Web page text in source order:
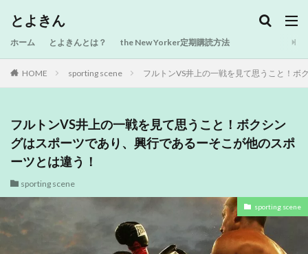
とよきん
ホーム とよきんとは？ the New Yorker定期購読方法
HOME sporting scene フルトンVS井上の一戦を見て思うこと！ボ
フルトンVS井上の一戦を見て思うこと！ボクシン
グはスポーツであり、興行であるーそこが他のスポ
ーツとは違う！
sporting scene
sporting scene